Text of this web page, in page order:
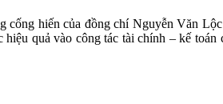
hiến của đồng chí Nguyễn Văn
quả vào công tác tài chính – kế